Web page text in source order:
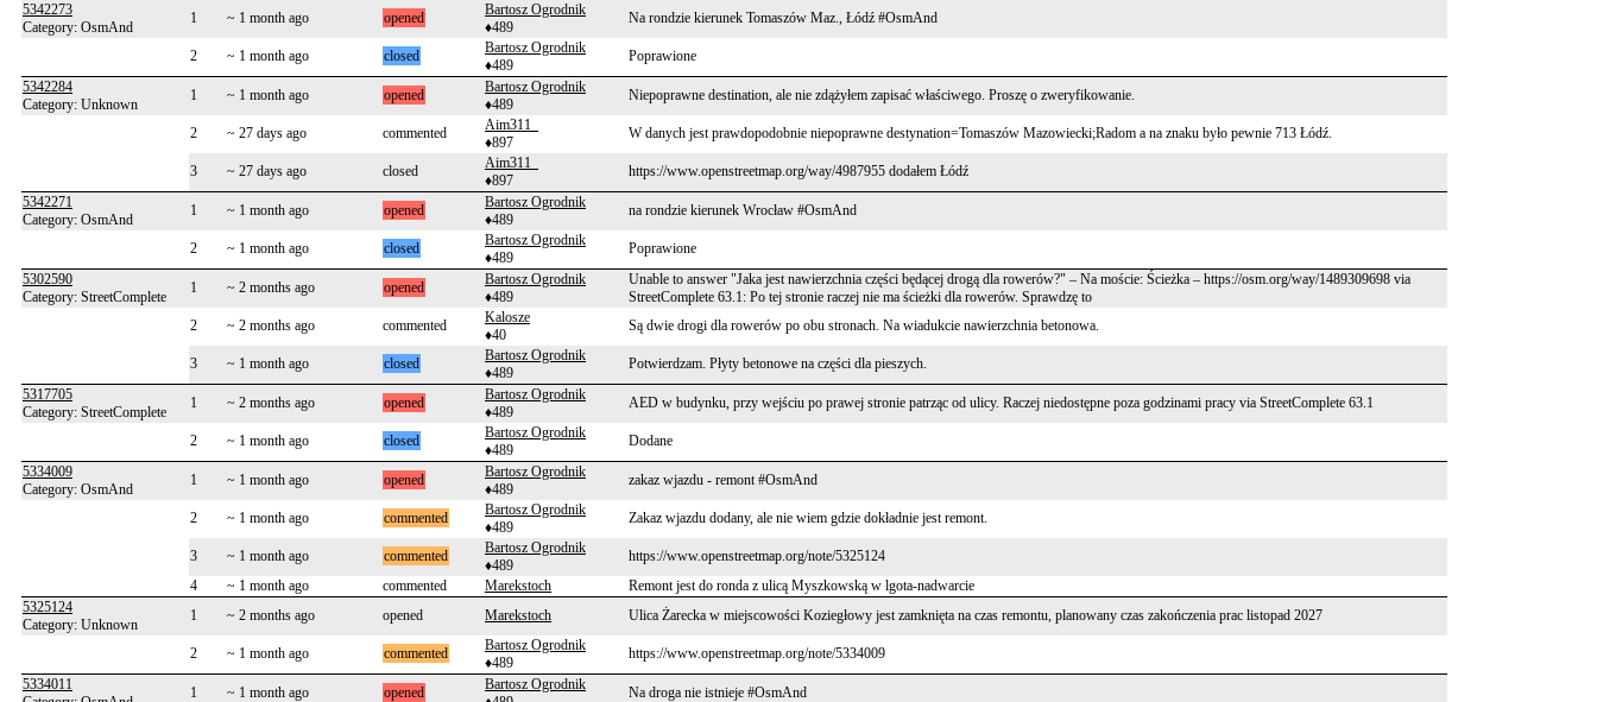
5342273
Category: OsmAnd
1 ~ 1 month ago opened
Bartosz Ogrodnik
♦489
Na rondzie kierunek Tomaszów Maz., Łódź #OsmAnd
2 ~ 1 month ago closed
Bartosz Ogrodnik
♦489
Poprawione
5342284
Category: Unknown
1 ~ 1 month ago opened
Bartosz Ogrodnik
♦489
Niepoprawne destination, ale nie zdążyłem zapisać właściwego. Proszę o zweryfikowanie.
2 ~ 27 days ago commented
Aim311_
♦897
W danych jest prawdopodobnie niepoprawne destynation=Tomaszów Mazowiecki;Radom a na znaku było pewnie 713 Łódź.
3 ~ 27 days ago closed
Aim311_
♦897
https://www.openstreetmap.org/way/4987955 dodałem Łódź
5342271
Category: OsmAnd
1 ~ 1 month ago opened
Bartosz Ogrodnik
♦489
na rondzie kierunek Wrocław #OsmAnd
2 ~ 1 month ago closed
Bartosz Ogrodnik
♦489
Poprawione
5302590
Category: StreetComplete
1 ~ 2 months ago opened
Bartosz Ogrodnik
♦489
Unable to answer "Jaka jest nawierzchnia części będącej drogą dla rowerów?" – Na moście: Ścieżka – https://osm.org/way/1489309698 via
StreetComplete 63.1: Po tej stronie raczej nie ma ścieżki dla rowerów. Sprawdzę to
2
~ 2 months ago commented
Kalosze
♦40
Są dwie drogi dla rowerów po obu stronach. Na wiadukcie nawierzchnia betonowa.
3 ~ 1 month ago closed
Bartosz Ogrodnik
♦489
Potwierdzam. Płyty betonowe na części dla pieszych.
5317705
Category: StreetComplete
1 ~ 2 months ago opened
Bartosz Ogrodnik
♦489
AED w budynku, przy wejściu po prawej stronie patrząc od ulicy. Raczej niedostępne poza godzinami pracy via StreetComplete 63.1
2 ~ 1 month ago closed
Bartosz Ogrodnik
♦489
Dodane
5334009
Category: OsmAnd
1 ~ 1 month ago opened
Bartosz Ogrodnik
♦489
zakaz wjazdu - remont #OsmAnd
2 ~ 1 month ago commented
Bartosz Ogrodnik
♦489
Zakaz wjazdu dodany, ale nie wiem gdzie dokładnie jest remont.
3 ~ 1 month ago commented
Bartosz Ogrodnik
♦489
https://www.openstreetmap.org/note/5325124
4
~ 1 month ago commented Marekstoch
Remont jest do ronda z ulicą Myszkowską w lgota-nadwarcie
5325124
Category: Unknown
1 ~ 2 months ago opened Marekstoch Ulica Żarecka w miejscowości Koziegłowy jest zamknięta na czas remontu, planowany czas zakończenia prac listopad 2027
2 ~ 1 month ago commented
Bartosz Ogrodnik
♦489
https://www.openstreetmap.org/note/5334009
5334011
1 ~ 1 month ago opened
Bartosz Ogrodnik
Na droga nie istnieje #OsmAnd